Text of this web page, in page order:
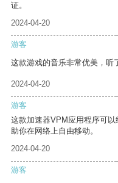
证。
2024-04-20
游客
这款游戏的音乐非常优美，听
2024-04-20
游客
这款加速器VPM应用程序可
助你在网络上自由移动。
2024-04-20
游客